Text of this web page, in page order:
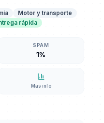
Motor y transporte
rápida
SPAM
1%
Más info